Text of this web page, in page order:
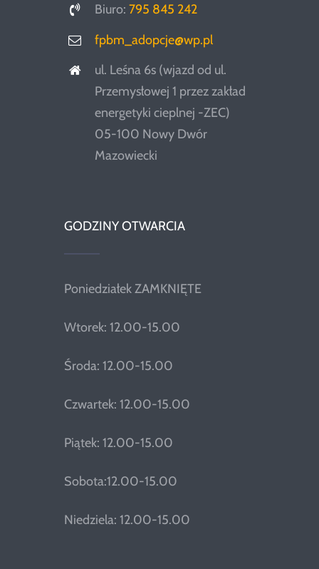
Biuro:795 845 242
fpbm_adopcje@wp.pl
ul. Leśna 6s (wjazd od ul.
Przemysłowej 1 przez zakład
energetyki cieplnej -ZEC)
05-100 Nowy Dwór
Mazowiecki
GODZINY OTWARCIA
Poniedziałek ZAMKNIĘTE
Wtorek: 12.00-15.00
Środa: 12.00-15.00
Czwartek: 12.00-15.00
Piątek: 12.00-15.00
Sobota:12.00-15.00
Niedziela: 12.00-15.00